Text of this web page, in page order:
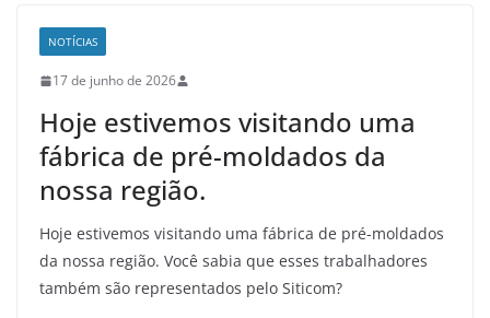
NOTÍCIAS
17 de junho de 2026
Hoje estivemos visitando uma
fábrica de pré-moldados da
nossa região.
Hoje estivemos visitando uma fábrica de pré-moldados
da nossa região. Você sabia que esses trabalhadores
também são representados pelo Siticom?